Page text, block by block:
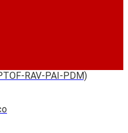
RAV-PAI-PDM)